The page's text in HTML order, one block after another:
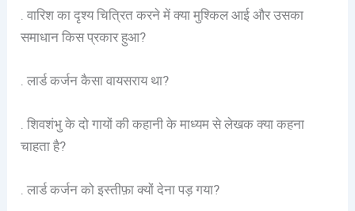
. वारिश का दृश्य चित्रित करने में क्या मुश्किल आई और उसका
समाधान किस प्रकार हुआ?
. लार्ड कर्जन कैसा वायसराय था?
. शिवशंभु के दो गायों की कहानी के माध्यम से लेखक क्या कहना
चाहता है?
. लार्ड कर्जन को इस्तीफ़ा क्यों देना पड़ गया?